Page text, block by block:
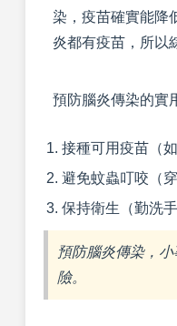
染，疫苗確實能降
炎都有疫苗，所以
預防腦炎傳染的實
接種可用疫苗（
避免蚊蟲叮咬（
保持衛生（勤洗
預防腦炎傳染，
險。